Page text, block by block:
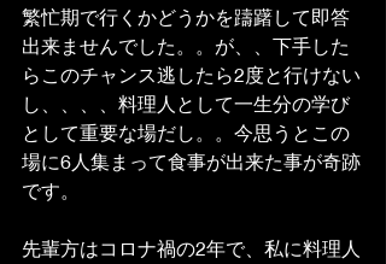
繁忙期で行くかどうかを躊躇して即答
出来ませんでした。。が、、下手した
らこのチャンス逃したら2度と行けない
し、、、、料理人として一生分の学び
として重要な場だし。。今思うとこの
場に6人集まって食事が出来た事が奇跡
です。
先輩方はコロナ禍の2年で、私に料理人